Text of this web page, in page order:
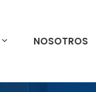
NOSOTROS